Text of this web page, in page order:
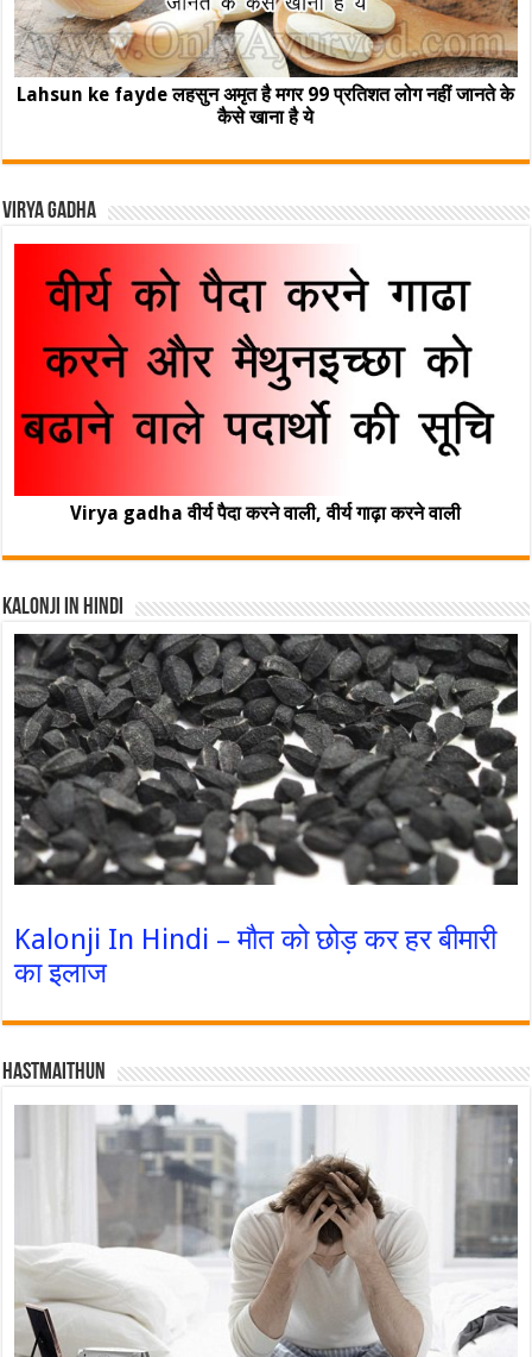
Lahsun ke fayde लहसुन अमृत है मगर 99 प्रतिशत लोग नहीं जानते के
कैसे खाना है ये
Virya Gadha
Virya gadha वीर्य पैदा करने वाली, वीर्य गाढ़ा करने वाली
Kalonji In Hindi
Kalonji In Hindi – मौत को छोड़ कर हर बीमारी
का इलाज
Hastmaithun